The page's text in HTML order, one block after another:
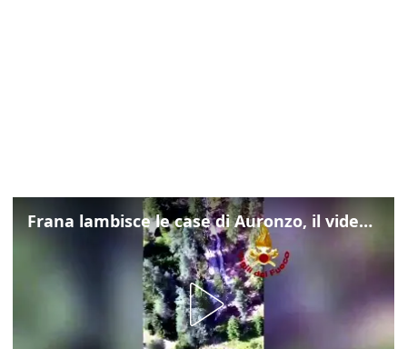
Frana lambisce le case di Auronzo, il video dall'elicottero dei vigili del fuoco